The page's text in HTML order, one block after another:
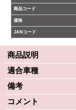
商品コード
価格
JANコード
商品説明
適合車種
備考
コメント